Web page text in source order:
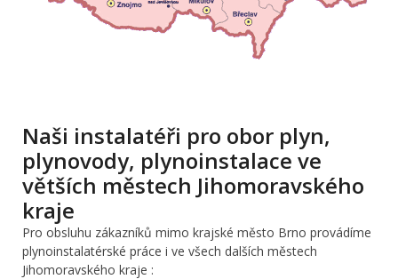
Naši instalatéři pro obor plyn,
plynovody, plynoinstalace ve
větších městech Jihomoravského
kraje
Pro obsluhu zákazníků mimo krajské město Brno provádíme
plynoinstalatérské práce i ve všech dalších městech
Jihomoravského kraje :